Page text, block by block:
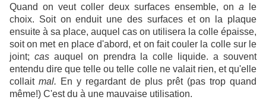
Quand on veut coller deux surfaces ensemble, on a le
choix. Soit on enduit une des surfaces et on la plaque
ensuite à sa place, auquel cas on utilisera la colle épaisse,
soit on met en place d'abord, et on fait couler la colle sur le
joint; casauquel on prendra la colle liquide. a souvent
entendu dire que telle ou telle colle ne valait rien, et qu'elle
collait mal. En y regardant de plus prêt (pas trop quand
même!) C'est du à une mauvaise utilisation.